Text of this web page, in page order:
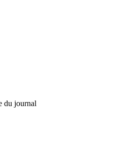
du journal